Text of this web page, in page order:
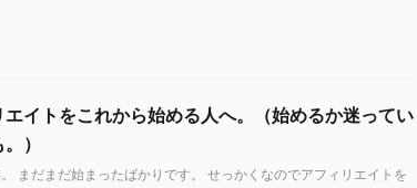
エイトをこれから始める人へ。（始めるか迷ってい
）
まだまだ始まったばかりです。 せっかくなのでアフィリエイトを